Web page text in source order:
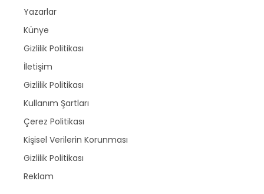
Yazarlar
Künye
Gizlilik Politikası
İletişim
Gizlilik Politikası
Kullanım Şartları
Çerez Politikası
Kişisel Verilerin Korunması
Gizlilik Politikası
Reklam